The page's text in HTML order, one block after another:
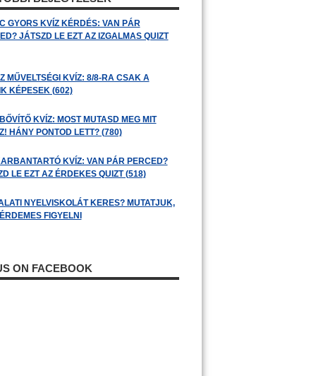
GYORS KVÍZ KÉRDÉS: VAN PÁR
JÁTSZD LE EZT AZ IZGALMAS QUIZT
MŰVELTSÉGI KVÍZ: 8/8-RA CSAK A
KÉPESEK (602)
KVÍZ: MOST MUTASD MEG MIT
HÁNY PONTOD LETT? (780)
KVÍZ: VAN PÁR PERCED?
LE EZT AZ ÉRDEKES QUIZT (518)
NYELVISKOLÁT KERES? MUTATJUK,
FIGYELNI
ON FACEBOOK